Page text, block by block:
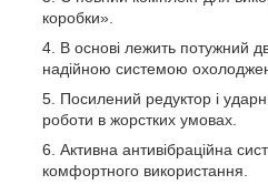
коробки».
В основі лежить потужний
надійною системою
Посилений редуктор і
роботи в жорстких умовах.
Активна антивібраційна
комфортного використання.